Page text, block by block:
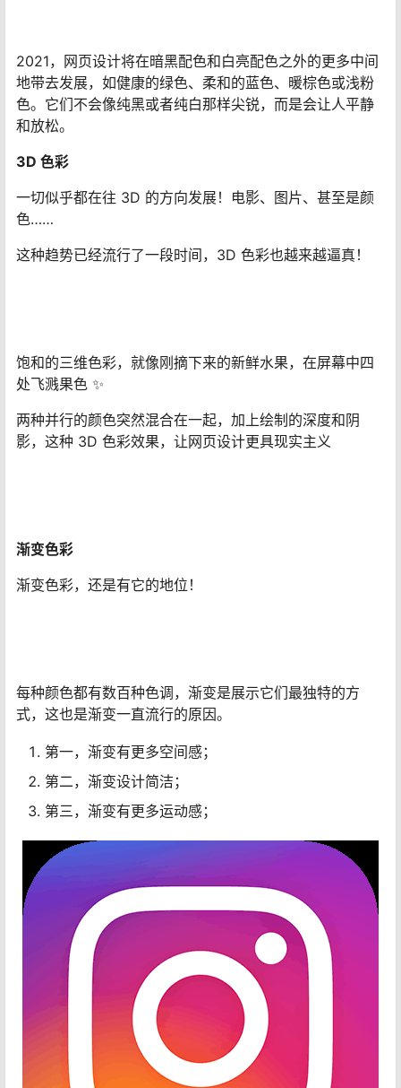
2021，网页设计将在暗黑配色和白亮配色之外的更多中间
地带去发展，如健康的绿色、柔和的蓝色、暖棕色或浅粉
色。它们不会像纯黑或者纯白那样尖锐，而是会让人平静
和放松。
3D 色彩
一切似乎都在往 3D 的方向发展！电影、图片、甚至是颜
色……
这种趋势已经流行了一段时间，3D 色彩也越来越逼真！
饱和的三维色彩，就像刚摘下来的新鲜水果，在屏幕中四
处飞溅果色 ✨
两种并行的颜色突然混合在一起，加上绘制的深度和阴
影，这种 3D 色彩效果，让网页设计更具现实主义
渐变色彩
渐变色彩，还是有它的地位！
每种颜色都有数百种色调，渐变是展示它们最独特的方
式，这也是渐变一直流行的原因。
第一，渐变有更多空间感；
第二，渐变设计简洁；
第三，渐变有更多运动感；